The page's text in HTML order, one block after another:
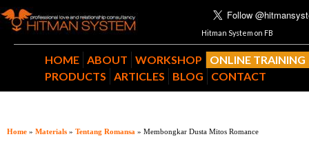
Hitman System on FB
HOME ABOUT WORKSHOP
ONLINE TRAINING
PRODUCTS
ARTICLES BLOG CONTACT
Home » Materials » Tentang Romansa » Membongkar Dusta Mitos Romance